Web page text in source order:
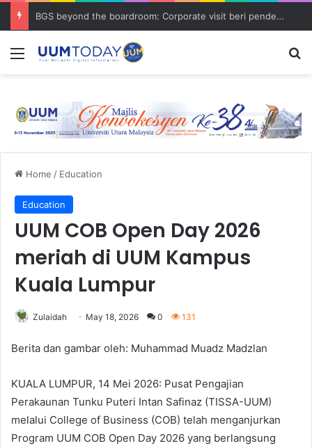
BGS beyond the boardroom: Corporate visit beri pendedahan dunia korporat kepada PELAJAR UUM
Menu
Home / Education
Education
UUM COB Open Day 2026
meriah di UUM Kampus
Kuala Lumpur
Zulaidah May 18, 2026 0 131
Berita dan gambar oleh: Muhammad Muadz Madzlan
KUALA LUMPUR, 14 Mei 2026: Pusat Pengajian
Perakaunan Tunku Puteri Intan Safinaz (TISSA-UUM)
melalui College of Business (COB) telah menganjurkan
Program UUM COB Open Day 2026 yang berlangsung